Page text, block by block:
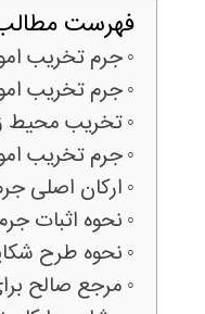
فهرست
جرم تخریب
جرم تخریب
تخریب محیط
جرم تخریب
ارکان اصلی
نحوه اثبات
نحوه طرح
مرجع صالح